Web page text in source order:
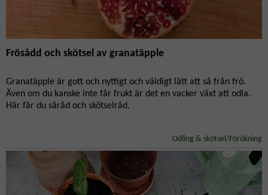
Frösådd och skötsel av granatäpple
Granatäpple är gott och nyttigt och väldigt lätt att så från frö.
Även om du kanske inte får frukt är det en vacker växt att odla.
Här får du såråd och skötselråd.
Odling & skötsel/Förökning